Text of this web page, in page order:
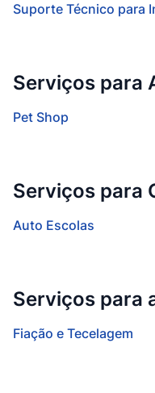
Suporte Técnico para
Serviços para
Pet Shop
Serviços para
Auto Escolas
Serviços para
Fiação e Tecelagem